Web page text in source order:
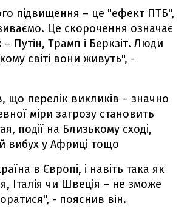
підвищення – це "ефект ПТБ",
Це скорочення означає
Путін, Трамп і Беркзіт. Люди
світі вони живуть", -
що перелік викликів – значно
міри загрозу становить
події на Близькому сході,
вибух у Африці тощо
в Європі, і навіть така як
Італія чи Швеція – не зможе
- пояснив він.